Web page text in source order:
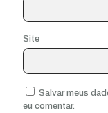
Site
Salvar meus
eu comentar.